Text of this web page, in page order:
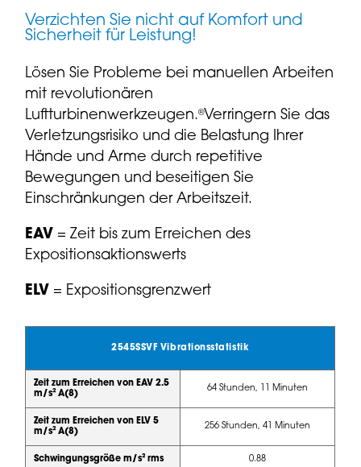
Verzichten Sie nicht auf Komfort und
Sicherheit für Leistung!
Lösen Sie Probleme bei manuellen Arbeiten
mit revolutionären
Luftturbinenwerkzeugen.®Verringern Sie das
Verletzungsrisiko und die Belastung Ihrer
Hände und Arme durch repetitive
Bewegungen und beseitigen Sie
Einschränkungen der Arbeitszeit.
EAV = Zeit bis zum Erreichen des
Expositionsaktionswerts
ELV = Expositionsgrenzwert
2545SSVF Vibrationsstatistik
Zeit zum Erreichen von EAV 2.5
m/s² A(8)
64 Stunden, 11 Minuten
Zeit zum Erreichen von ELV 5
m/s² A(8)
256 Stunden, 41 Minuten
Schwingungsgröße m/s² rms 0.88